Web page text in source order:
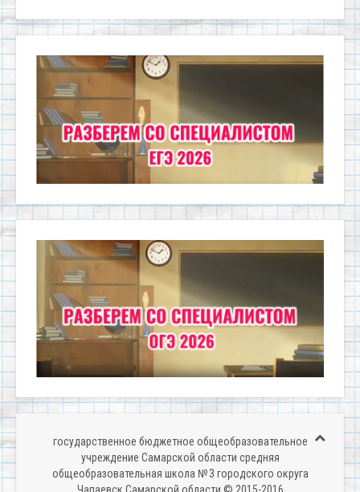
государственное бюджетное общеобразовательное
учреждение Самарской области средняя
общеобразовательная школа № 3 городского округа